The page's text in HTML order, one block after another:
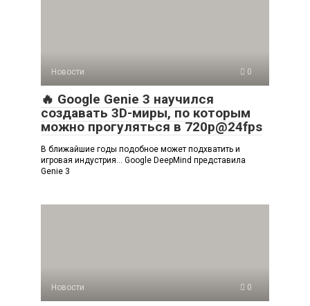
Новости 0
🔥 Google Genie 3 научился
создавать 3D-миры, по которым
можно прогуляться в 720p@24fps
В ближайшие годы подобное может подхватить и
игровая индустрия… Google DeepMind представила
Genie 3
Новости 0